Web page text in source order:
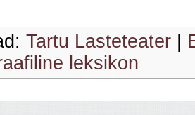
Tartu Lasteteater
leksikon